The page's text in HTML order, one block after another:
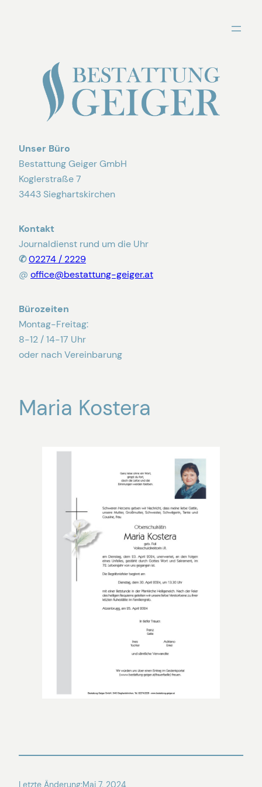
Unser Büro
Bestattung Geiger GmbH
Koglerstraße 7
3443 Sieghartskirchen
Kontakt
Journaldienst rund um die Uhr
✆02274 / 2229
@ office@bestattung-geiger.at
Bürozeiten
Montag-Freitag:
8-12 / 14-17 Uhr
oder nach Vereinbarung
Maria Kostera